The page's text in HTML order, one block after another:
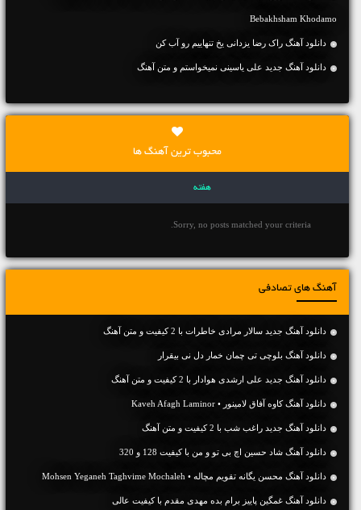
Bebakhsham Khodamo
دانلود آهنگ راک رضا یزدانی یخ تنهاییم رو آب کن
دانلود آهنگ جديد علی یاسینی نمیخواستم و متن آهنگ
محبوب ترین آهنگ ها
هفته
Sorry, no posts matched your criteria.
آهنگ های تصادفی
دانلود آهنگ جديد سالار مرادی خاطرات با 2 کیفیت و متن آهنگ
دانلود آهنگ بلوچی تی چمان خمار دل نی بیقرار
دانلود آهنگ جديد علی ارشدی هوادار با 2 کیفیت و متن آهنگ
دانلود آهنگ کاوه آفاق لامینور • Kaveh Afagh Laminor
دانلود آهنگ جديد راغب شب با 2 کیفیت و متن آهنگ
دانلود آهنگ شاد حسین اچ بی تو و من با کیفیت 128 و 320
دانلود آهنگ محسن یگانه تقویم مچاله • Mohsen Yeganeh Taghvime Mochaleh
دانلود آهنگ غمگین پاییز برام بده مهدی مقدم با کیفیت عالی